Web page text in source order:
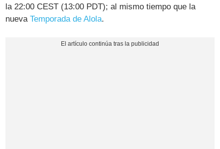
la 22:00 CEST (13:00 PDT); al mismo tiempo que la
nuevaTemporada de Alola.